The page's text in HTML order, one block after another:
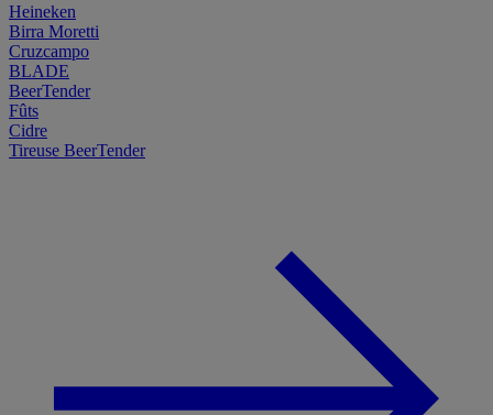
Heineken
Birra Moretti
Cruzcampo
BLADE
BeerTender
Fûts
Cidre
Tireuse BeerTender